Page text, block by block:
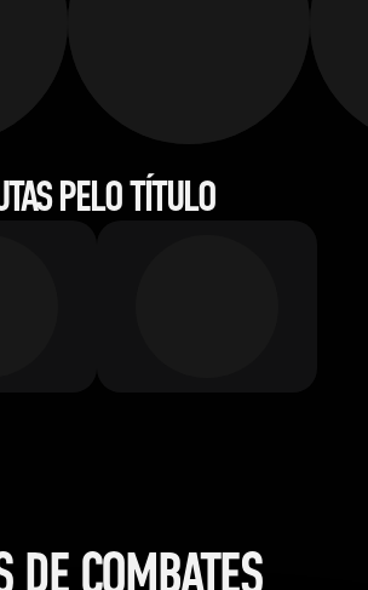
PELO TÍTULO
DE COMBATES